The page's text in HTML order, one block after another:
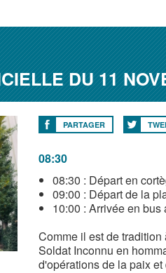
DU 11
PARTAGER
08:30
08:30 : Départ en
09:00 : Départ de la
10:00 : Arrivée en
Comme il est de
Soldat Inconnu en
d'opérations de la paix